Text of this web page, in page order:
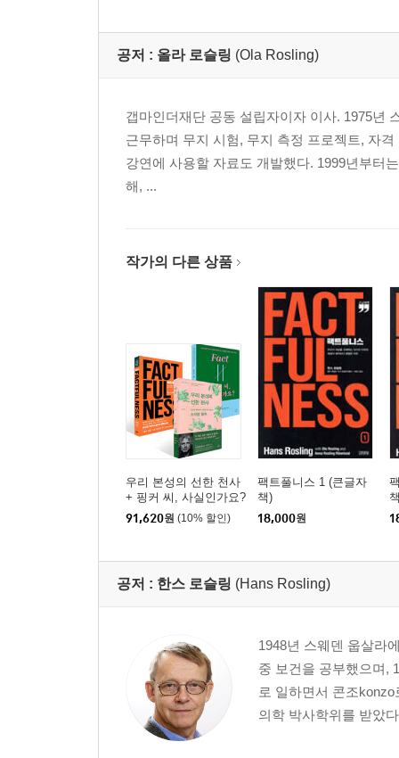
공저 : 올라 로슬링 (Ola Rosling)
갭마인더재단 공동 설립자이자 이사. 1975년
근무하며 무지 시험, 무지 측정 프로젝트, 자
강연에 사용할 자료도 개발했다. 1999년부터
해, ...
작가의 다른 상품
우리 본성의 선한 천사
+ 핑커 씨, 사실인가요?
+ 팩트풀니스 세트
91,620원 (10% 할인)
팩트풀니스 1 (큰글자
책)
18,000원
공저 : 한스 로슬링 (Hans Rosling)
1948년 스웨덴 웁살라
중 보건을 공부했으며,
로 일하면서 콘조
의학 박사학위를 받았